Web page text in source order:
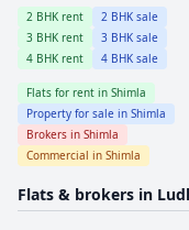
2 BHK rent 2 BHK sale
3 BHK rent 3 BHK sale
4 BHK rent 4 BHK sale
Flats for rent in Shimla
Property for sale in Shimla
Brokers in Shimla
Commercial in Shimla
Flats & brokers in